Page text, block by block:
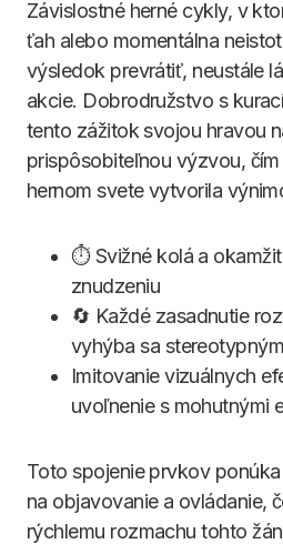
Závislostné herné cykly, v
ťah alebo momentálna
výsledok prevrátiť, neustále
akcie. Dobrodružstvo s
tento zážitok svojou hravou
prispôsobiteľnou výzvou,
hernom svete vytvorila
⏱️ Svižné kolá a
znudzeniu
🔄 Každé zasadnutie
vyhýba sa
Imitovanie vizuálnych
uvoľnenie s mohutnými
Toto spojenie prvkov
na objavovanie a ovládanie,
rýchlemu rozmachu tohto